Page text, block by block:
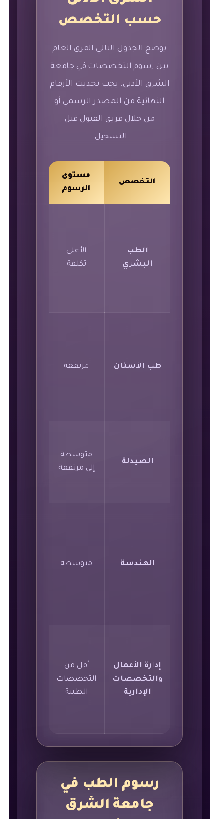
حسب التخصص
يوضح الجدول التالي الفرق العام
بين رسوم التخصصات في جامعة
الشرق الأدنى. يجب تحديث الأرقام
النهائية من المصدر الرسمي أو
من خلال فريق القبول قبل
التسجيل.
التخصص
مستوى
الرسوم
الطب
البشري
الأعلى
تكلفة
طب الأسنان مرتفعة
الصيدلة
متوسطة
إلى مرتفعة
الهندسة متوسطة
إدارة الأعمال
والتخصصات
الإدارية
أقل من
التخصصات
الطبية
رسوم الطب في
جامعة الشرق